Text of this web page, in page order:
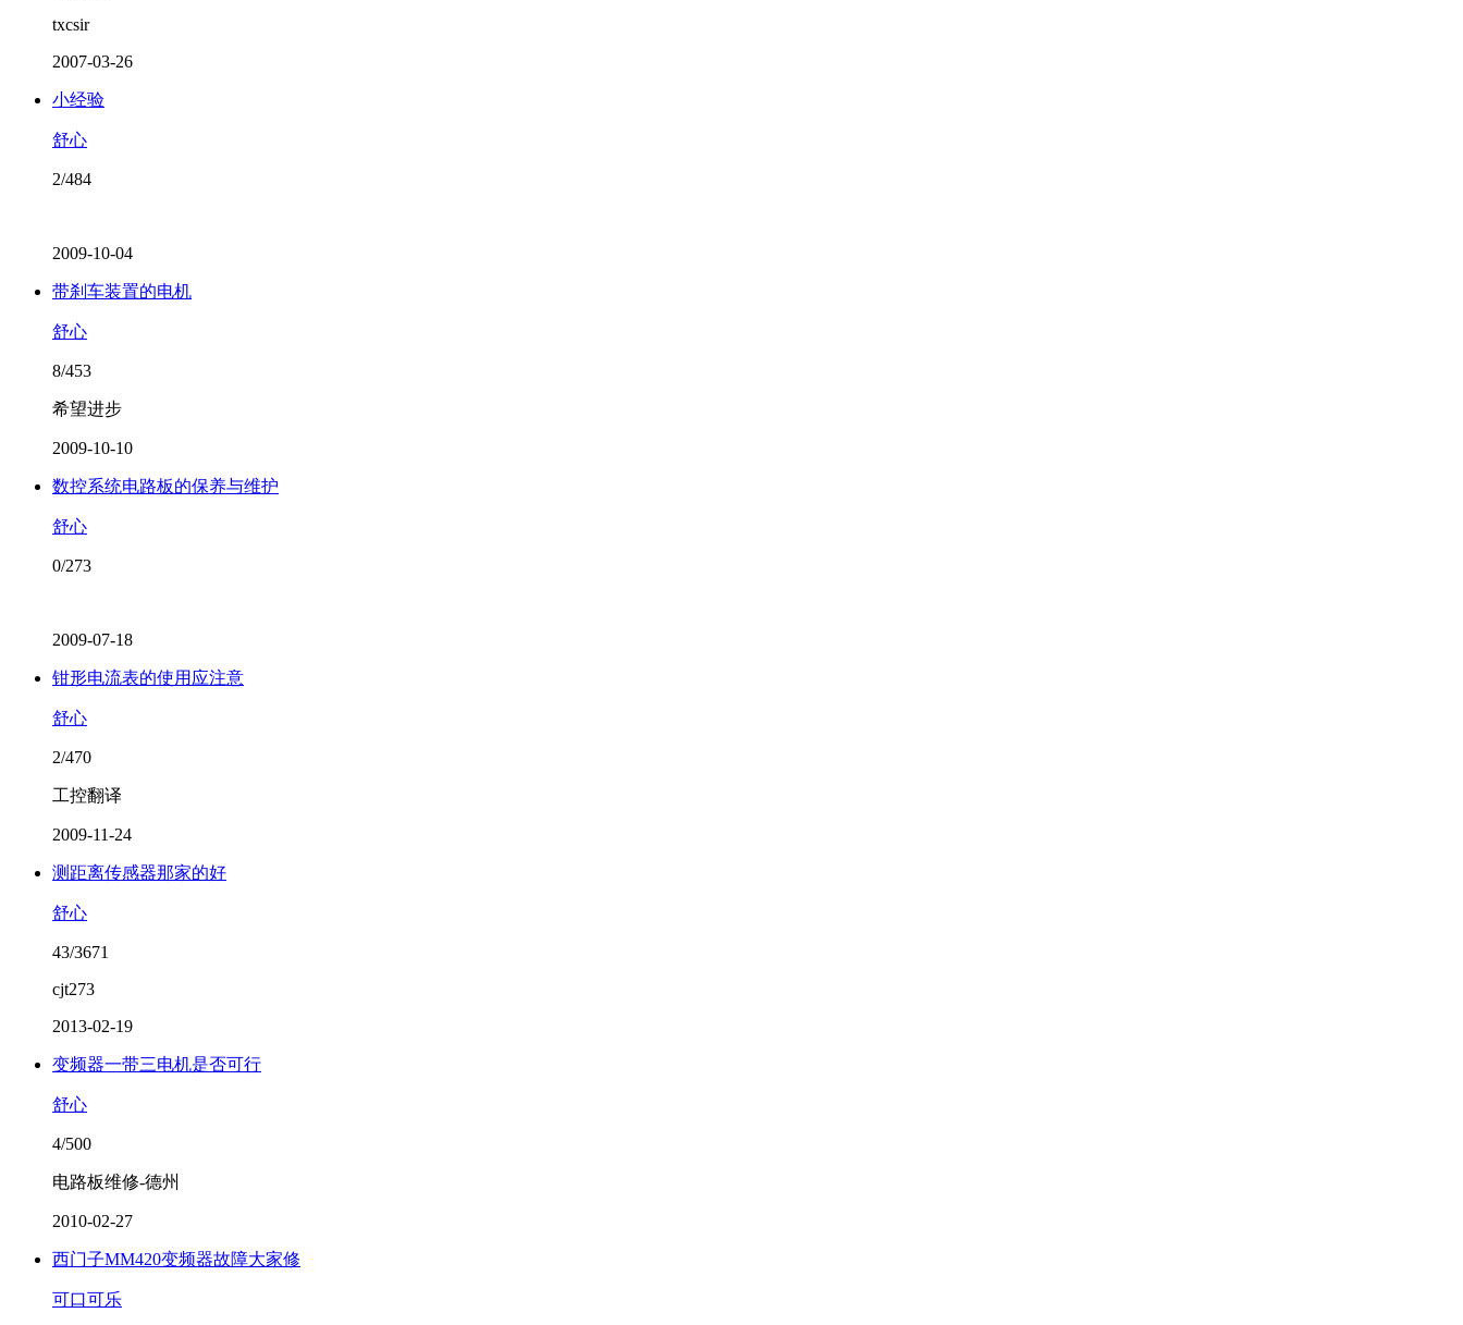
txcsir
2007-03-26
小经验
舒心
2/484
2009-10-04
带刹车装置的电机
舒心
8/453
希望进步
2009-10-10
数控系统电路板的保养与维护
舒心
0/273
2009-07-18
钳形电流表的使用应注意
舒心
2/470
工控翻译
2009-11-24
测距离传感器那家的好
舒心
43/3671
cjt273
2013-02-19
变频器一带三电机是否可行
舒心
4/500
电路板维修-德州
2010-02-27
西门子MM420变频器故障大家修
可口可乐